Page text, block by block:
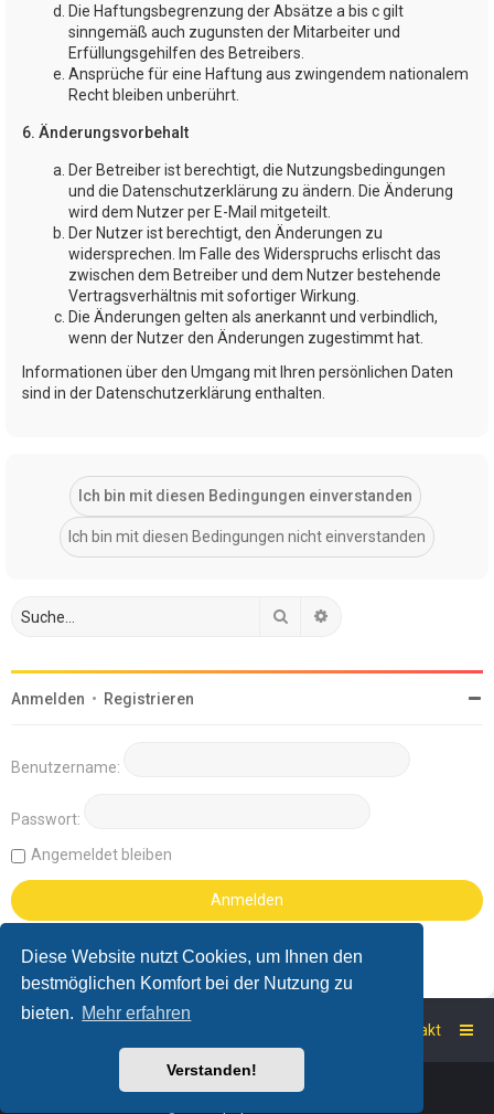
Diese Website nutzt Cookies, um Ihnen den
bestmöglichen Komfort bei der Nutzung zu
bieten. Mehr erfahren
Verstanden!
Die Haftungsbegrenzung der Absätze a bis c gilt
sinngemäß auch zugunsten der Mitarbeiter und
Erfüllungsgehilfen des Betreibers.
Ansprüche für eine Haftung aus zwingendem nationalem
Recht bleiben unberührt.
6. Änderungsvorbehalt
Der Betreiber ist berechtigt, die Nutzungsbedingungen
und die Datenschutzerklärung zu ändern. Die Änderung
wird dem Nutzer per E-Mail mitgeteilt.
Der Nutzer ist berechtigt, den Änderungen zu
widersprechen. Im Falle des Widerspruchs erlischt das
zwischen dem Betreiber und dem Nutzer bestehende
Vertragsverhältnis mit sofortiger Wirkung.
Die Änderungen gelten als anerkannt und verbindlich,
wenn der Nutzer den Änderungen zugestimmt hat.
Informationen über den Umgang mit Ihren persönlichen Daten
sind in der Datenschutzerklärung enthalten.
Suche
Anmelden • Registrieren
Benutzername:
Passwort:
Angemeldet bleiben
Kontakt
phpBB™